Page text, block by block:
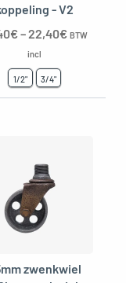
- V2
€–22,40€ BTW
incl
1/2" 3/4"
zwenkwiel